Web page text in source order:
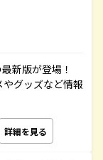
最新版が登場！
グッズなど情報
詳細を見る